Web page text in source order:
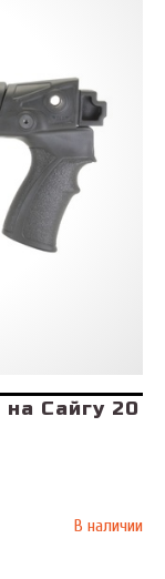
Сайгу 20
В наличии